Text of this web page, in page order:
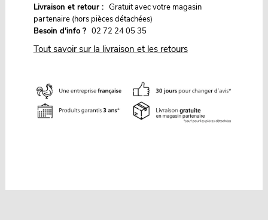
Livraison et retour : Gratuit avec votre magasin
partenaire (hors pièces détachées)
Besoin d'info ? 02 72 24 05 35
Tout savoir sur la livraison et les retours